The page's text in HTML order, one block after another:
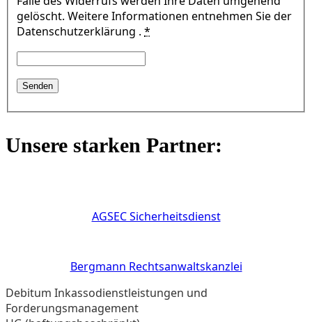
gelöscht. Weitere Informationen entnehmen Sie der
Datenschutzerklärung . *
Unsere starken Partner:
AGSEC Sicherheitsdienst
Bergmann Rechtsanwaltskanzlei
Debitum Inkassodienstleistungen und
Forderungsmanagement